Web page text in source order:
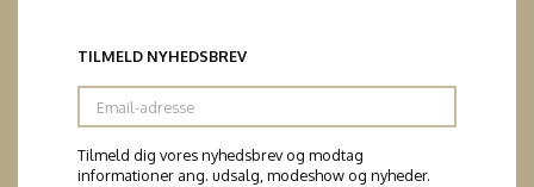
TILMELD NYHEDSBREV
Email-
adresse
Tilmeld dig vores nyhedsbrev og modtag
informationer ang. udsalg, modeshow og nyheder.